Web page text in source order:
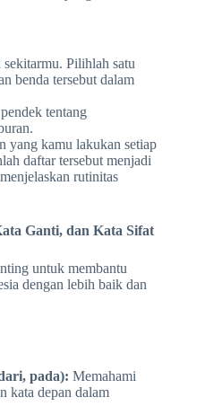
Pilihlah satu
benda tersebut dalam
tentang
yang kamu lakukan setiap
daftar tersebut menjadi
rutinitas
Ganti, dan Kata Sifat
untuk membantu
dengan lebih baik dan
pada): Memahami
kata depan dalam